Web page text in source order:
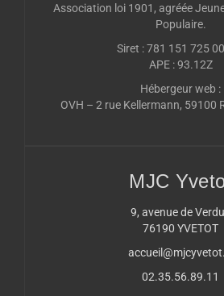
Association loi 1901, agréée
Populaire.
Siret : 781 151 725
APE : 93.12Z
Hébergeur web :
OVH – 2 rue Kellermann, 59100
MJC
9, avenue de
76190 YVETOT
02.35.56.89.11